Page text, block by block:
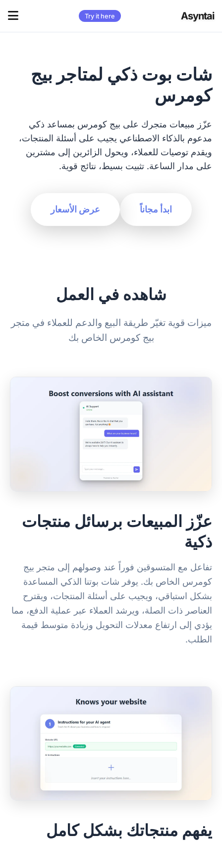
Asyntai
Try it here
شات بوت ذكي لمتاجر بيج
كومرس
عزّز مبيعات متجرك على بيج كومرس بمساعد ذكي
مدعوم بالذكاء الاصطناعي يجيب على أسئلة المنتجات،
ويقدم توصيات للعملاء، ويحول الزائرين إلى مشترين
على مدار الساعة. تثبيت بسيط، نتائج قوية.
ابدأ مجاناً عرض الأسعار
شاهده في العمل
ميزات قوية تغيّر طريقة البيع والدعم للعملاء في متجر
بيج كومرس الخاص بك
عزّز المبيعات برسائل منتجات
ذكية
تفاعل مع المتسوقين فوراً عند وصولهم إلى متجر بيج
كومرس الخاص بك. يوفر شات بوتنا الذكي المساعدة
بشكل استباقي، ويجيب على أسئلة المنتجات، ويقترح
العناصر ذات الصلة، ويرشد العملاء عبر عملية الدفع، مما
يؤدي إلى ارتفاع معدلات التحويل وزيادة متوسط قيمة
الطلب.
يفهم منتجاتك بشكل كامل